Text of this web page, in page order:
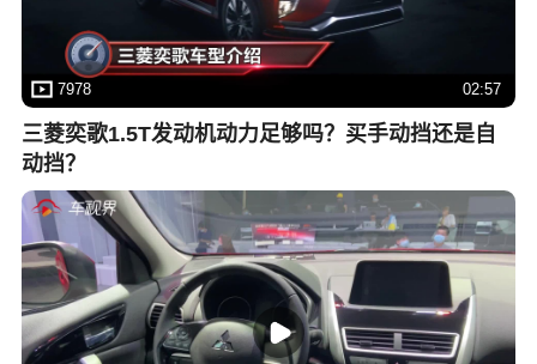
7978 02:57
三菱奕歌1.5T发动机动力足够吗？买手动挡还是自
动挡？